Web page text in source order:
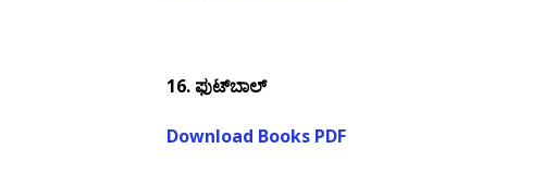
16. ಫುಟ್‌ಬಾಲ್
Download Books PDF